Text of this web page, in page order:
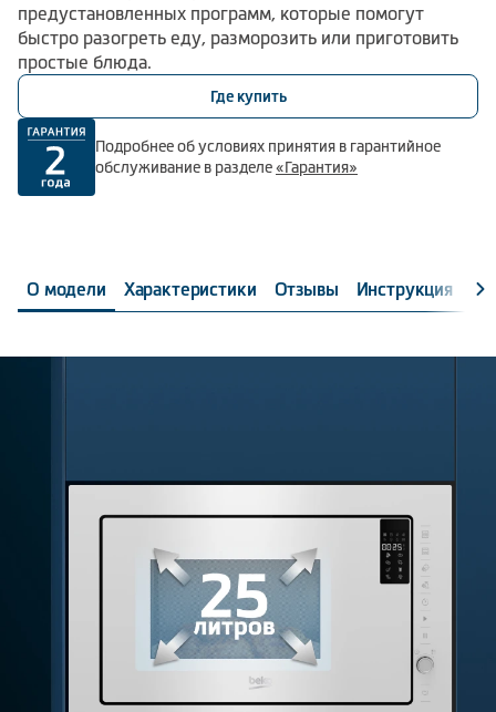
предустановленных программ, которые помогут
быстро разогреть еду, разморозить или приготовить
простые блюда.
Где купить
Подробнее об условиях принятия в гарантийное
обслуживание в разделе«Гарантия»
О модели Характеристики Отзывы Инструкция